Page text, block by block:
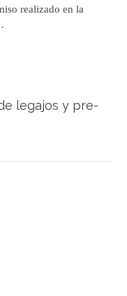
realizado en la
legajos y pre-